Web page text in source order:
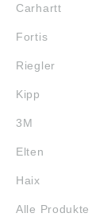
Carhartt
Fortis
Riegler
Kipp
3M
Elten
Haix
Alle Produkte